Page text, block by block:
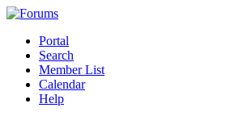
Portal
Search
Member List
Calendar
Help